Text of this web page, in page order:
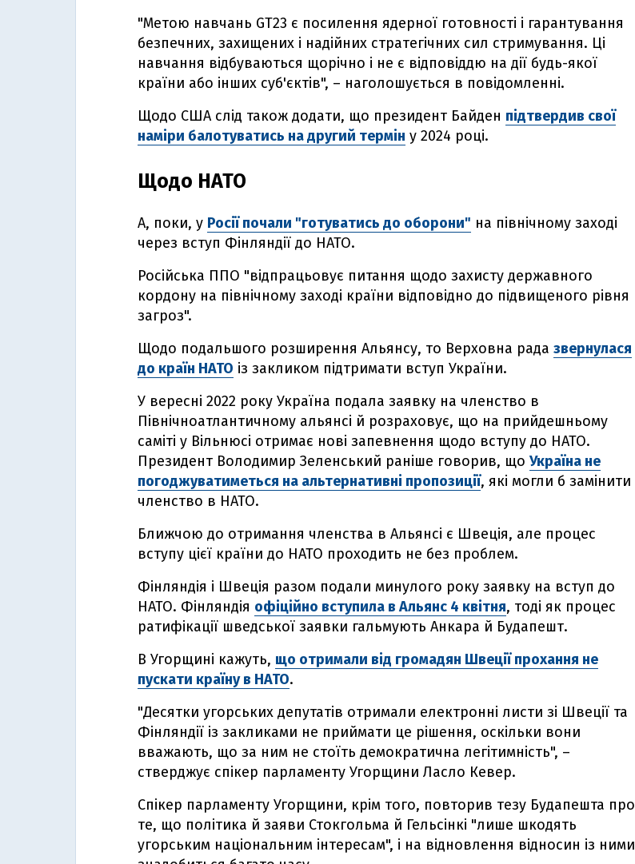
"Метою навчань GT23 є посилення ядерної готовності і гарантування
безпечних, захищених і надійних стратегічних сил стримування. Ці
навчання відбуваються щорічно і не є відповіддю на дії будь-якої
країни або інших суб'єктів", – наголошується в повідомленні.
Щодо США слід також додати, що президент Байден підтвердив свої
наміри балотуватись на другий термін у 2024 році.
Щодо НАТО
А, поки, у Росії почали "готуватись до оборони" на північному заході
через вступ Фінляндії до НАТО.
Російська ППО "відпрацьовує питання щодо захисту державного
кордону на північному заході країни відповідно до підвищеного рівня
загроз".
Щодо подальшого розширення Альянсу, то Верховна рада звернулася
до країн НАТО із закликом підтримати вступ України.
У вересні 2022 року Україна подала заявку на членство в
Північноатлантичному альянсі й розраховує, що на прийдешньому
саміті у Вільнюсі отримає нові запевнення щодо вступу до НАТО.
Президент Володимир Зеленський раніше говорив, що Україна не
погоджуватиметься на альтернативні пропозиції, які могли б замінити
членство в НАТО.
Ближчою до отримання членства в Альянсі є Швеція, але процес
вступу цієї країни до НАТО проходить не без проблем.
Фінляндія і Швеція разом подали минулого року заявку на вступ до
НАТО. Фінляндія офіційно вступила в Альянс 4 квітня, тоді як процес
ратифікації шведської заявки гальмують Анкара й Будапешт.
В Угорщині кажуть, що отримали від громадян Швеції прохання не
пускати країну в НАТО.
"Десятки угорських депутатів отримали електронні листи зі Швеції та
Фінляндії із закликами не приймати це рішення, оскільки вони
вважають, що за ним не стоїть демократична легітимність", –
стверджує спікер парламенту Угорщини Ласло Кевер.
Спікер парламенту Угорщини, крім того, повторив тезу Будапешта про
те, що політика й заяви Стокгольма й Гельсінкі "лише шкодять
угорським національним інтересам", і на відновлення відносин із ними